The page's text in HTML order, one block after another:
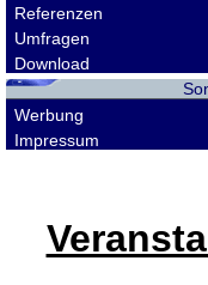
Referenzen
Umfragen
Download
Werbung
Impressum